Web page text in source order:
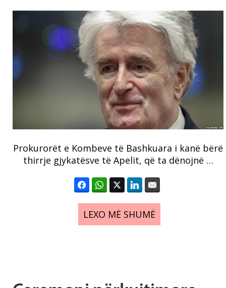
Prokurorët e Kombeve të Bashkuara i kanë bërë
thirrje gjykatësve të Apelit, që ta dënojnë …
LEXO MË SHUMË